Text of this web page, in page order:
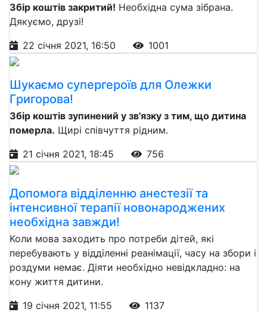
Збір коштів закритий! Необхідна сума зібрана.
Дякуємо, друзі!
22 січня 2021, 16:50
1001
Шукаємо супергероїв для Олежки
Григорова!
Збір коштів зупинений у зв'язку з тим, що дитина
померла. Щирі співчуття рідним.
21 січня 2021, 18:45
756
Допомога відділенню анестезії та
інтенсивної терапії новонароджених
необхідна завжди!
Коли мова заходить про потреби дітей, які
перебувають у відділенні реанімації, часу на збори і
роздуми немає. Діяти необхідно невідкладно: на
кону життя дитини.
19 січня 2021, 11:55
1137